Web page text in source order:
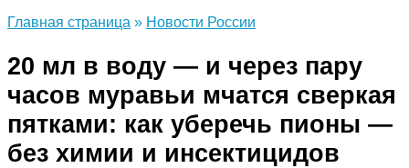
Главная страница » Новости России
20 мл в воду — и через пару
часов муравьи мчатся сверкая
пятками: как уберечь пионы —
без химии и инсектицидов